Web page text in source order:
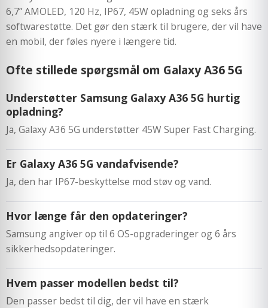
6,7” AMOLED, 120 Hz, IP67, 45W opladning og seks års
softwarestøtte. Det gør den stærk til brugere, der vil have
en mobil, der føles nyere i længere tid.
Ofte stillede spørgsmål om Galaxy A36 5G
Understøtter Samsung Galaxy A36 5G hurtig
opladning?
Ja, Galaxy A36 5G understøtter 45W Super Fast Charging.
Er Galaxy A36 5G vandafvisende?
Ja, den har IP67-beskyttelse mod støv og vand.
Hvor længe får den opdateringer?
Samsung angiver op til 6 OS-opgraderinger og 6 års
sikkerhedsopdateringer.
Hvem passer modellen bedst til?
Den passer bedst til dig, der vil have en stærk